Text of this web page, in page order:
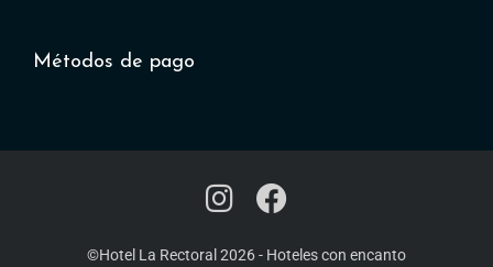
Métodos de pago
©Hotel La Rectoral 2026- Hoteles con encanto